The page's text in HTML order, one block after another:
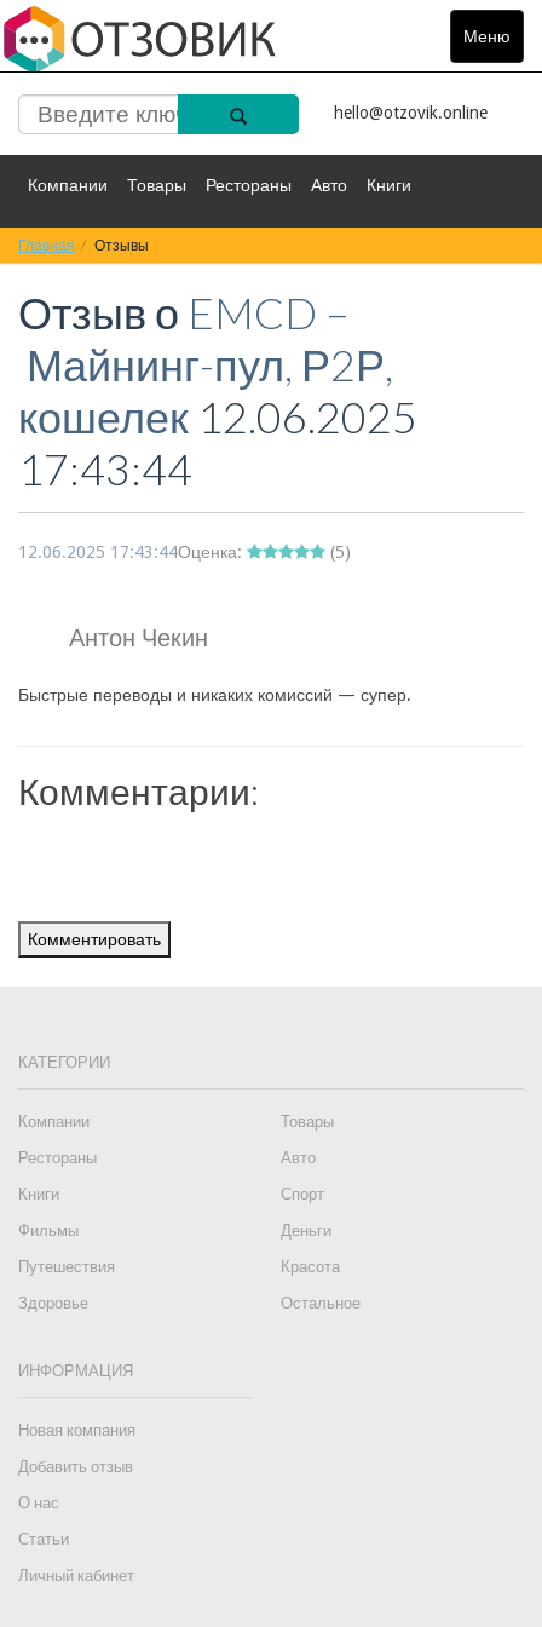
Меню
Toggle
hello@otzovik.online
Компании Товары Рестораны Авто Книги
Спорт Фильмы
Красота Здоровье Остальное
Главная Отзывы
Отзыв о EMCD –
Майнинг-пул, Р2Р,
кошелек 12.06.2025
17:43:44
12.06.2025 17:43:44Оценка: (5)
Антон Чекин
Быстрые переводы и никаких комиссий — супер.
Комментарии:
Комментировать
КАТЕГОРИИ
Компании
Товары
Рестораны
Авто
Книги
Спорт
Фильмы
Деньги
Путешествия
Красота
Здоровье
Остальное
ИНФОРМАЦИЯ
Новая компания
Добавить отзыв
О нас
Статьи
Личный кабинет